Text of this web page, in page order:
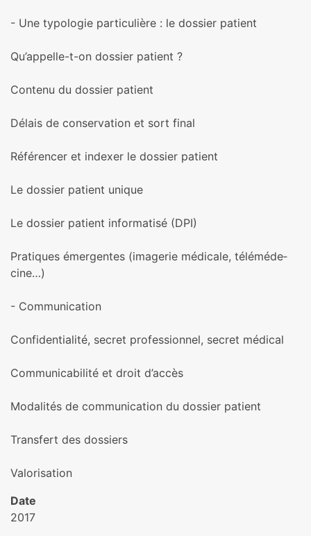
- Une typo­lo­gie par­ti­cu­lière : le dos­sier patient
Qu’appelle-t-on dos­sier patient ?
Contenu du dos­sier patient
Délais de conser­va­tion et sort final
Référencer et indexer le dos­sier patient
Le dos­sier patient unique
Le dos­sier patient infor­ma­tisé (DPI)
Pratiques émergentes (ima­ge­rie médi­cale, télé­mé­de­
cine…)
- Communication
Confidentialité, secret pro­fes­sion­nel, secret médi­cal
Communicabilité et droit d’accès
Modalités de com­mu­ni­ca­tion du dos­sier patient
Transfert des dos­siers
Valorisation
Date
2017